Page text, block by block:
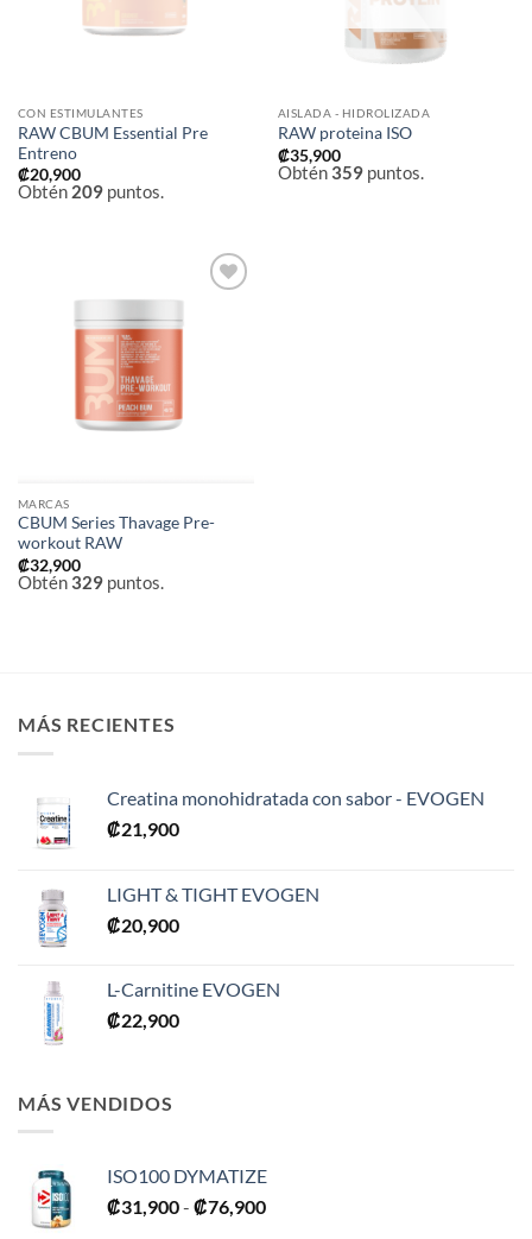
CON ESTIMULANTES
RAW CBUM Essential Pre
Entreno
₡20,900
Obtén 209puntos.
AISLADA - HIDROLIZADA
RAW proteina ISO
₡35,900
Obtén359puntos.
MARCAS
CBUM Series Thavage Pre-
workout RAW
₡32,900
Obtén329puntos.
MÁS RECIENTES
Creatina monohidratada con sabor - EVOGEN
₡21,900
LIGHT & TIGHT EVOGEN
₡20,900
L-Carnitine EVOGEN
₡22,900
MÁS VENDIDOS
ISO100 DYMATIZE
₡31,900- ₡76,900Rango